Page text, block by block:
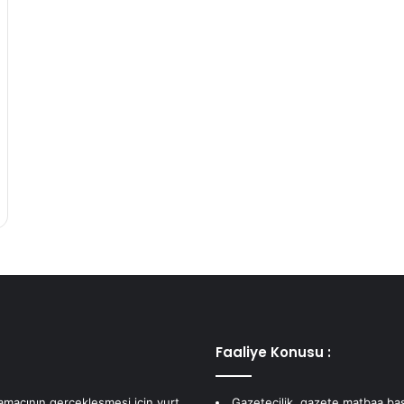
Faaliye Konusu :